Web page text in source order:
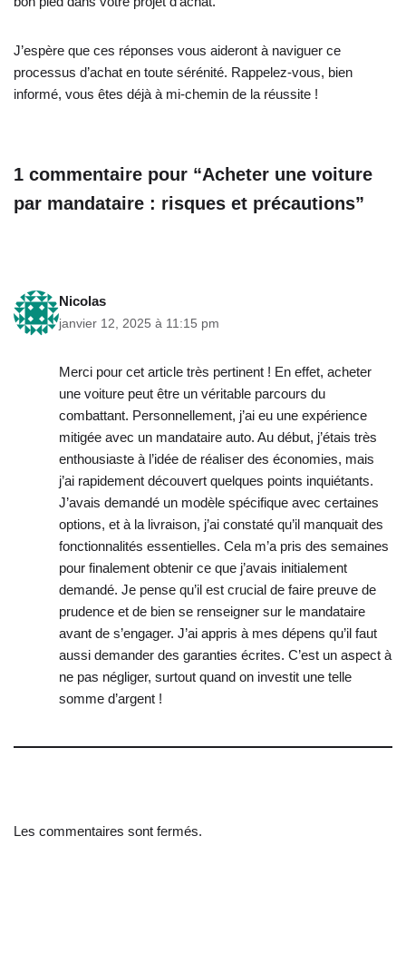
J’espère que ces réponses vous aideront à naviguer ce
processus d’achat en toute sérénité. Rappelez-vous, bien
informé, vous êtes déjà à mi-chemin de la réussite !
1 commentaire pour “Acheter une voiture
par mandataire : risques et précautions”
Nicolas
janvier 12, 2025 à 11:15 pm
Merci pour cet article très pertinent ! En effet, acheter
une voiture peut être un véritable parcours du
combattant. Personnellement, j’ai eu une expérience
mitigée avec un mandataire auto. Au début, j’étais très
enthousiaste à l’idée de réaliser des économies, mais
j’ai rapidement découvert quelques points inquiétants.
J’avais demandé un modèle spécifique avec certaines
options, et à la livraison, j’ai constaté qu’il manquait des
fonctionnalités essentielles. Cela m’a pris des semaines
pour finalement obtenir ce que j’avais initialement
demandé. Je pense qu’il est crucial de faire preuve de
prudence et de bien se renseigner sur le mandataire
avant de s’engager. J’ai appris à mes dépens qu’il faut
aussi demander des garanties écrites. C’est un aspect à
ne pas négliger, surtout quand on investit une telle
somme d’argent !
Les commentaires sont fermés.